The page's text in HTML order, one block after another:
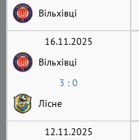
Вільхівці
16.11.2025
Вільхівці
3 : 0
Лісне
12.11.2025